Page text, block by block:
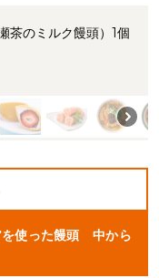
茶のミルク饅頭）1個
を使った饅頭 中から